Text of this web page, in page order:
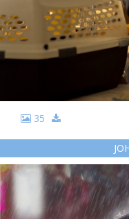
35